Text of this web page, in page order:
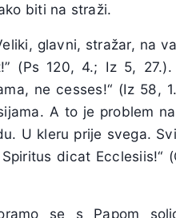
biti na straži.
glavni, stražar, na
(Ps 120, 4.; Iz 5,
ne cesses!“ (Iz 58,
A to je problem
U kleru prije svega.
dicat Ecclesiis!“
se s Papom